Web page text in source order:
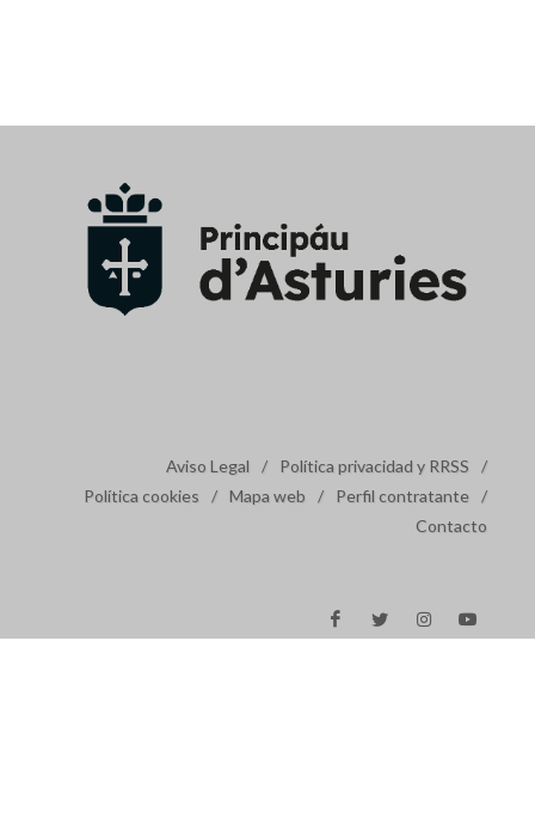
Aviso Legal / Política privacidad y RRSS
/
Política cookies
/ Mapa web / Perfil contratante /
Contacto